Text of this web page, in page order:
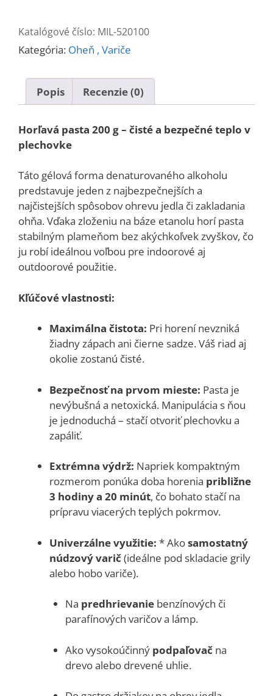
g
Katalógové číslo: MIL-520100
Kategória: Oheň , Variče
Popis Recenzie (0)
Horľavá pasta 200 g – čisté a bezpečné teplo v
plechovke
Táto gélová forma denaturovaného alkoholu
predstavuje jeden z najbezpečnejších a
najčistejších spôsobov ohrevu jedla či zakladania
ohňa. Vďaka zloženiu na báze etanolu horí pasta
stabilným plameňom bez akýchkoľvek zvyškov, čo
ju robí ideálnou voľbou pre indoorové aj
outdoorové použitie.
Kľúčové vlastnosti:
Maximálna čistota: Pri horení nevzniká
žiadny zápach ani čierne sadze. Váš riad aj
okolie zostanú čisté.
Bezpečnosť na prvom mieste: Pasta je
nevýbušná a netoxická. Manipulácia s ňou
je jednoduchá – stačí otvoriť plechovku a
zapáliť.
Extrémna výdrž: Napriek kompaktným
rozmerom ponúka doba horenia približne
3 hodiny a 20 minút, čo bohato stačí na
prípravu viacerých teplých pokrmov.
Univerzálne využitie: * Akosamostatný
núdzový varič(ideálne pod skladacie grily
alebo hobo variče).
Na predhrievaniebenzínových či
parafínových varičov a lámp.
Ako vysokoúčinný podpaľovačna
drevo alebo drevené uhlie.